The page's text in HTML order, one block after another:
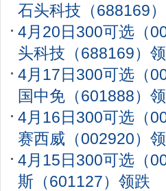
石头科技（688169
4月20日300可选（
头科技（688169）
4月17日300可选（
国中免（601888）
4月16日300可选（
赛西威（002920）
4月15日300可选（
斯（601127）领跌